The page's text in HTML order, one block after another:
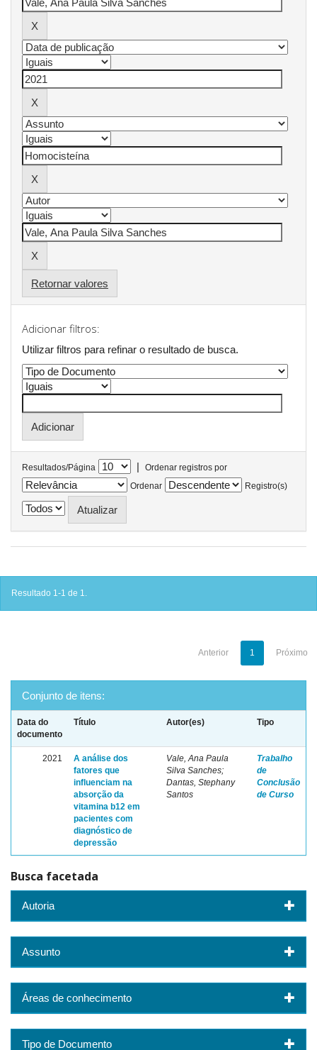
Retornar valores
Adicionar filtros:
Utilizar filtros para refinar o resultado de busca.
Resultados/Página |
Ordenar registros por
Ordenar
Registro(s)
Resultado 1-1 de 1.
Anterior 1 Próximo
Conjunto de itens:
Data do
documento
Título Autor(es) Tipo
2021
A análise dos
fatores que
influenciam na
absorção da
vitamina b12 em
pacientes com
diagnóstico de
depressão
Vale, Ana Paula
Silva Sanches;
Dantas, Stephany
Santos
Trabalho
de
Conclusão
de Curso
Busca facetada
Autoria
Assunto
Áreas de conhecimento
Tipo de Documento